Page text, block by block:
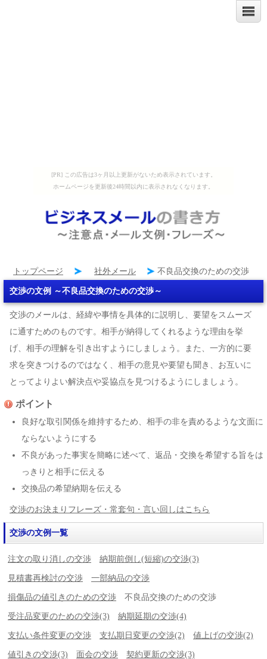
[PR] この広告は3ヶ月以上更新がないため表示されています。
ホームページを更新後24時間以内に表示されなくなります。
トップページ 社外メール 不良品交換のための交渉
交渉の文例 ～不良品交換のための交渉～
交渉のメールは、経緯や事情を具体的に説明し、要望をスムーズ
に通すためのものです。相手が納得してくれるような理由を挙
げ、相手の理解を引き出すようにしましょう。また、一方的に要
求を突きつけるのではなく、相手の意見や要望も聞き、お互いに
とってよりよい解決点や妥協点を見つけるようにしましょう。
ポイント
良好な取引関係を維持するため、相手の非を責めるような文面に
ならないようにする
不良があった事実を簡略に述べて、返品・交換を希望する旨をは
っきりと相手に伝える
交換品の希望納期を伝える
交渉のお決まりフレーズ・常套句・言い回しはこちら
交渉の文例一覧
注文の取り消しの交渉 納期前倒し(短縮)の交渉(3)
見積書再検討の交渉 一部納品の交渉
損傷品の値引きのための交渉 不良品交換のための交渉
受注品変更のための交渉(3) 納期延期の交渉(4)
支払い条件変更の交渉 支払期日変更の交渉(2) 値上げの交渉(2)
値引きの交渉(3) 面会の交渉 契約更新の交渉(3)